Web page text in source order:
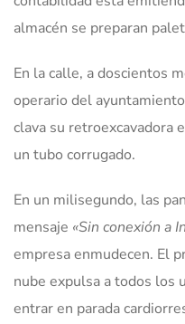
almacén se preparan
En la calle, a doscientos
operario del
clava su retroexcavadora
un tubo corrugado.
En un milisegundo, las
mensaje «Sin conexión a
empresa enmudecen. El
nube expulsa a todos los
entrar en parada